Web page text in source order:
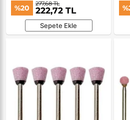
%20 277,68 TL
222,72 TL
Sepete Ekle